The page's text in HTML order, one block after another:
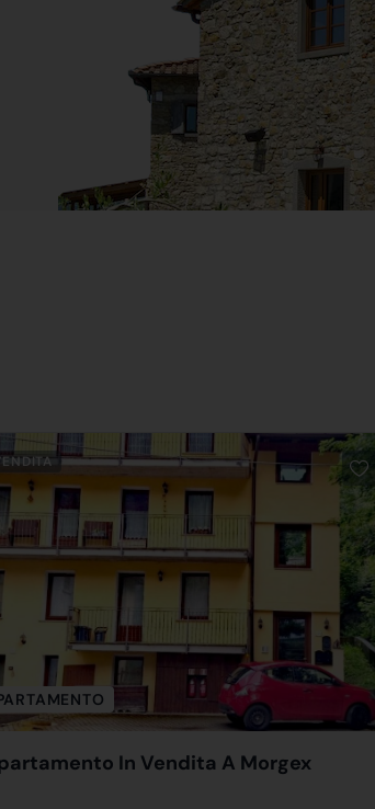
In Vendita A Morgex